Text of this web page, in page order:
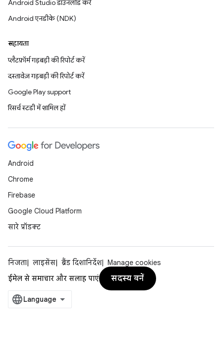
Android Studio डाउनलोड करें
Android एनडीके (NDK)
सहायता
प्लैटफ़ॉर्म गड़बड़ी की रिपोर्ट करें
दस्तावेज़ गड़बड़ी की रिपोर्ट करें
Google Play support
रिसर्च स्टडी में शामिल हों
Android
Chrome
Firebase
Google Cloud Platform
सारे प्रॉडक्ट
निजता लाइसेंस ब्रैंड दिशानिर्देश
Manage cookies
ईमेल से समाचार और सलाह पाएं
सदस्य बनें